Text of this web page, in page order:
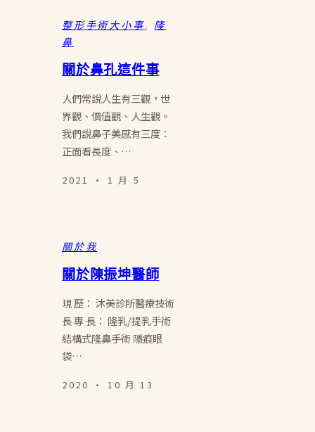
整形手術大小事
隆
鼻
關於鼻孔這件事
人們常說人生有三觀，世
界觀、價值觀、人生觀。
我們說鼻子美感有三度：
正面看長度、…
2021 · 1 月 5
關於我
關於陳振坤醫師
現 歷： 沐美診所醫療技術
長 專 長： 隆乳/提乳手術
結構式隆鼻手術 隱痕眼
袋…
2020 · 10 月 13